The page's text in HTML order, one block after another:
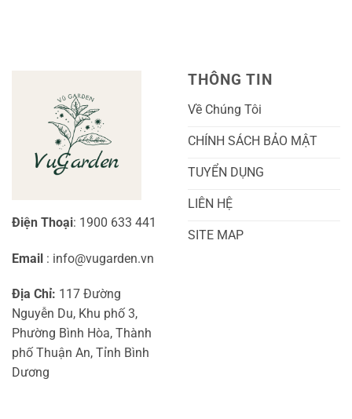
Cho
Người
Mới
Bắt
Đầu
Chi
Tiết
Và
Toàn
Diện
Điện Thoại: 1900 633 441
Email : info@vugarden.vn
Địa Chỉ: 117 Đường
Nguyễn Du, Khu phố 3,
Phường Bình Hòa, Thành
phố Thuận An, Tỉnh Bình
Dương
THÔNG TIN
Về Chúng Tôi
CHÍNH SÁCH BẢO MẬT
TUYỂN DỤNG
LIÊN HỆ
SITE MAP